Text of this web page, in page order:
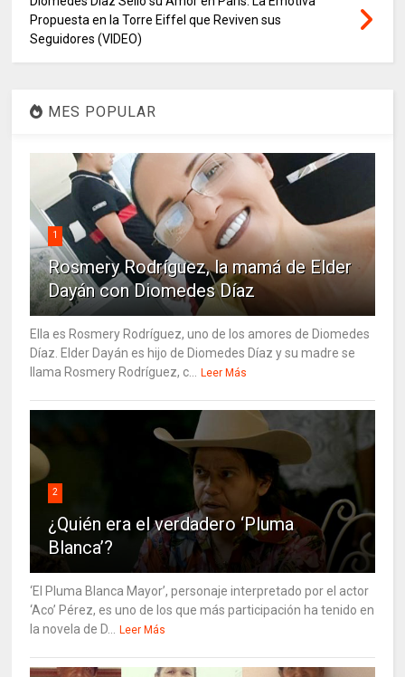
Propuesta en la Torre Eiffel que Reviven sus
Seguidores (VIDEO)
MES POPULAR
1
Rosmery Rodríguez, la mamá de Elder
Dayán con Diomedes Díaz
Ella es Rosmery Rodríguez, uno de los amores de Diomedes
Díaz. Elder Dayán es hijo de Diomedes Díaz y su madre se
llama Rosmery Rodríguez, c...
Leer Más
2
¿Quién era el verdadero ‘Pluma
Blanca’?
‘El Pluma Blanca Mayor’, personaje interpretado por el actor
‘Aco’ Pérez, es uno de los que más participación ha tenido en
la novela de D...
Leer Más